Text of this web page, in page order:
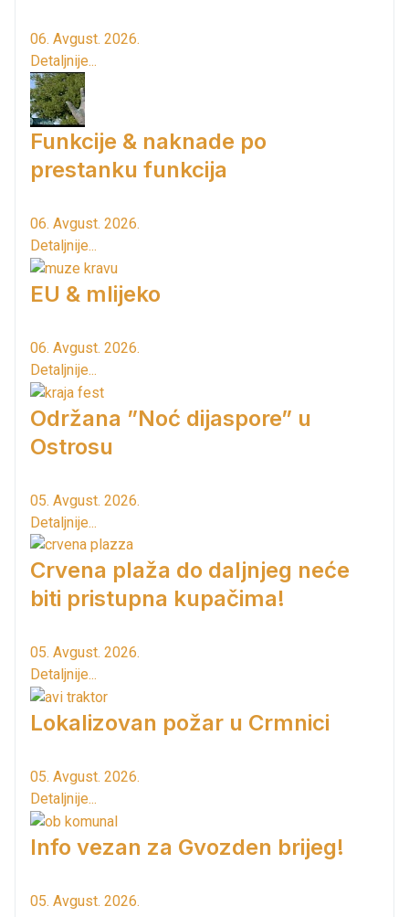
06. Avgust. 2026.
Detaljnije...
Funkcije & naknade po
prestanku funkcija
06. Avgust. 2026.
Detaljnije...
EU & mlijeko
06. Avgust. 2026.
Detaljnije...
Održana ”Noć dijaspore” u
Ostrosu
05. Avgust. 2026.
Detaljnije...
Crvena plaža do daljnjeg neće
biti pristupna kupačima!
05. Avgust. 2026.
Detaljnije...
Lokalizovan požar u Crmnici
05. Avgust. 2026.
Detaljnije...
Info vezan za Gvozden brijeg!
05. Avgust. 2026.